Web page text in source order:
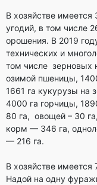
В хозяйстве имеется
угодий, в том числе
орошения. В 2019
технических и
том числе зерновых
озимой пшеницы,
1661 га кукурузы на
4000 га горчицы,
80 га, овощей – 30
корм — 346 га,
— 216 га.
В хозяйстве имеется
Надой на одну